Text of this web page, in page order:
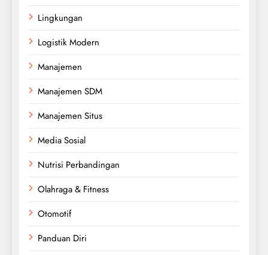
Lingkungan
Logistik Modern
Manajemen
Manajemen SDM
Manajemen Situs
Media Sosial
Nutrisi Perbandingan
Olahraga & Fitness
Otomotif
Panduan Diri